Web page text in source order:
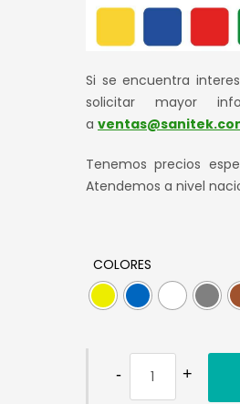
Si se encuentra
solicitar mayor
a
Tenemos precios
Atendemos a nivel
COLORES